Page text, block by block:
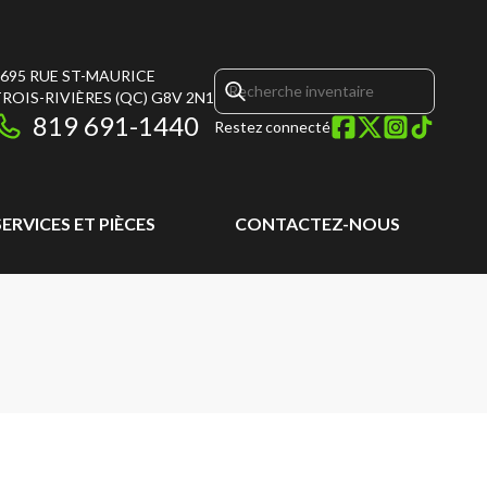
RUE ST-MAURICE
RIVIÈRES (QC) G8V 2N1
819 691-1440 Restez connecté
ET PIÈCES CONTACTEZ-NOUS